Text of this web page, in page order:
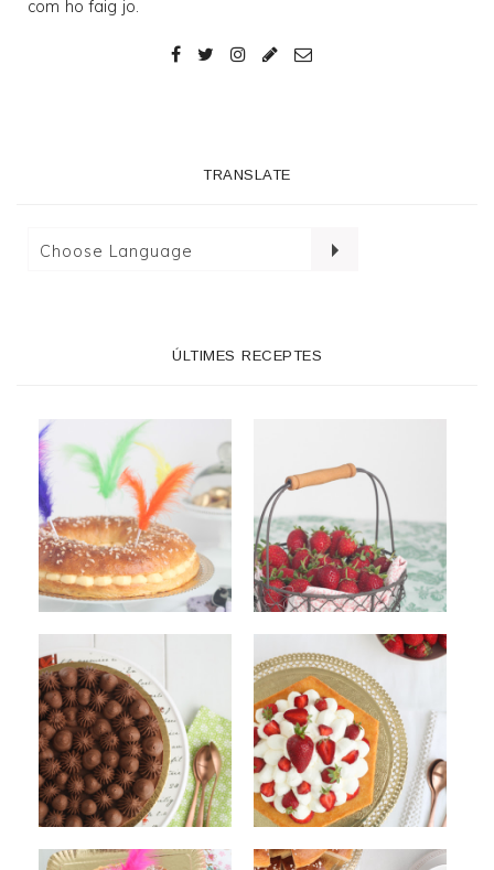
com ho faig jo.
TRANSLATE
ÚLTIMES RECEPTES